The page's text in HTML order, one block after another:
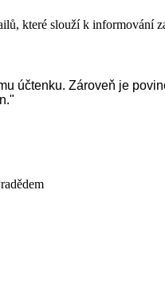
které slouží k informování
účtenku. Zároveň je